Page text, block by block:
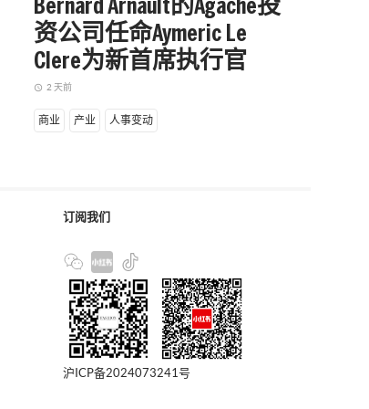
Bernard Arnault的Agache投
资公司任命Aymeric Le
Clere为新首席执行官
access_time 2 天前
商业 产业 人事变动
订阅我们
沪ICP备2024073241号